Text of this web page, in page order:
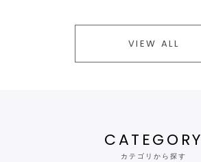
VIEW ALL
CATEGORY
カテゴリから探す